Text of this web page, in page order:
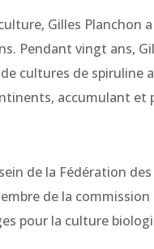
Gilles Planchon
Pendant vingt ans,
cultures de spiruline
accumulant
de la Fédération
de la
pour la culture